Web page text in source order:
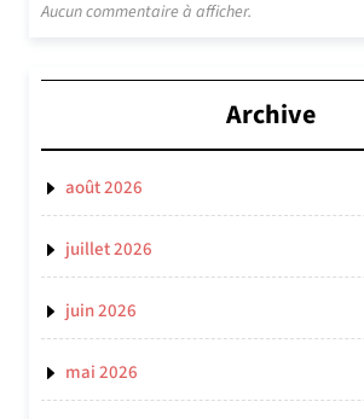
Aucun commentaire à afficher.
Archive
août 2026
juillet 2026
juin 2026
mai 2026